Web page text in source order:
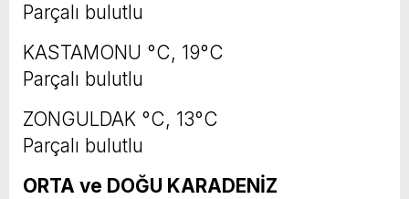
Parçalı bulutlu
KASTAMONU °C, 19°C
Parçalı bulutlu
ZONGULDAK °C, 13°C
Parçalı bulutlu
ORTA ve DOĞU KARADENİZ